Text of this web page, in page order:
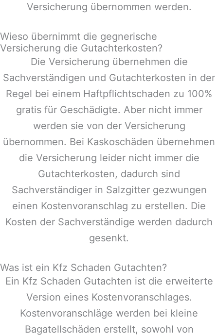
Versicherung übernommen werden.
Wieso übernimmt die gegnerische
Versicherung die Gutachterkosten?
Die Versicherung übernehmen die
Sachverständigen und Gutachterkosten in der
Regel bei einem Haftpflichtschaden zu 100%
gratis für Geschädigte. Aber nicht immer
werden sie von der Versicherung
übernommen. Bei Kaskoschäden übernehmen
die Versicherung leider nicht immer die
Gutachterkosten, dadurch sind
Sachverständiger in Salzgittergezwungen
einen Kostenvoranschlag zu erstellen. Die
Kosten der Sachverständige werden dadurch
gesenkt.
Was ist ein Kfz Schaden Gutachten?
Ein Kfz Schaden Gutachten ist die erweiterte
Version eines Kostenvoranschlages.
Kostenvoranschläge werden bei kleine
Bagatellschäden erstellt, sowohl von